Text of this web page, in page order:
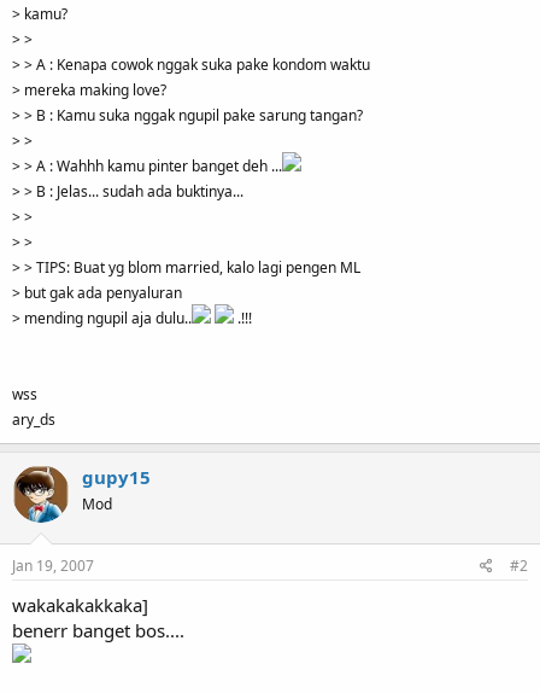
> kamu?
> >
> > A : Kenapa cowok nggak suka pake kondom waktu
> mereka making love?
> > B : Kamu suka nggak ngupil pake sarung tangan?
> >
> > A : Wahhh kamu pinter banget deh ...
> > B : Jelas... sudah ada buktinya...
> >
> >
> > TIPS: Buat yg blom married, kalo lagi pengen ML
> but gak ada penyaluran
> mending ngupil aja dulu..
.!!!
wss
ary_ds
gupy15
Mod
Jan 19, 2007 #2
wakakakakkaka]
benerr banget bos....